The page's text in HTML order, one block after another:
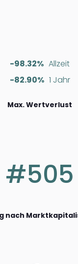
-98.32% Allzeit
-82.90% 1 Jahr
Max. Wertverlust
#505
nach